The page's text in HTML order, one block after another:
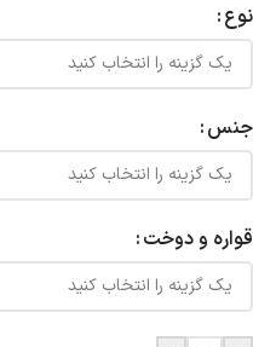
نوع
جنس
قواره و دوخت